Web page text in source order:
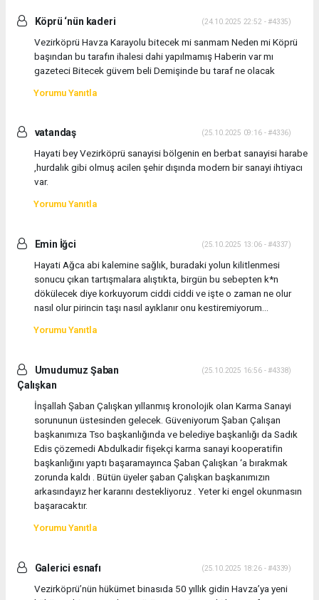
Köprü ‘nün kaderi (24.10.2025 22:52 - #4335)
Vezirköprü Havza Karayolu bitecek mi sanmam Neden mi Köprü
başından bu tarafın ihalesi dahi yapılmamış Haberin var mı
gazeteci Bitecek güvem beli Demişinde bu taraf ne olacak
Yorumu Yanıtla
vatandaş (25.10.2025 09:16 - #4336)
Hayati bey Vezirköprü sanayisi bölgenin en berbat sanayisi harabe
,hurdalık gibi olmuş acilen şehir dışında modern bir sanayi ihtiyacı
var.
Yorumu Yanıtla
Emin İğci (25.10.2025 13:06 - #4337)
Hayati Ağca abi kalemine sağlık, buradaki yolun kilitlenmesi
sonucu çıkan tartışmalara alıştıkta, birgün bu sebepten k*n
dökülecek diye korkuyorum ciddi ciddi ve işte o zaman ne olur
nasıl olur pirincin taşı nasıl ayıklanır onu kestiremiyorum...
Yorumu Yanıtla
Umudumuz Şaban
Çalışkan
(25.10.2025 16:56 - #4338)
İnşallah Şaban Çalışkan yıllanmış kronolojik olan Karma Sanayi
sorununun üstesinden gelecek. Güveniyorum Şaban Çalışan
başkanımıza Tso başkanlığında ve belediye başkanlığı da Sadık
Edis çözemedi Abdulkadir fişekçi karma sanayi kooperatifin
başkanlığını yaptı başaramayınca Şaban Çalışkan ‘a bırakmak
zorunda kaldı . Bütün üyeler şaban Çalışkan başkanımızın
arkasındayız her kararını destekliyoruz . Yeter ki engel okunmasın
başaracaktır.
Yorumu Yanıtla
Galerici esnafı (25.10.2025 18:26 - #4339)
Vezirköprü’nün hükümet binasıda 50 yıllık gidin Havza’ya yeni